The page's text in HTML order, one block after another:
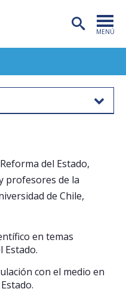
MENÚ
del Estado,
profesores de la
de Chile,
en temas
Estado.
con el medio en